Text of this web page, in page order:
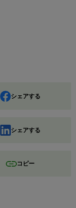
シェアする
シェアする
コピー